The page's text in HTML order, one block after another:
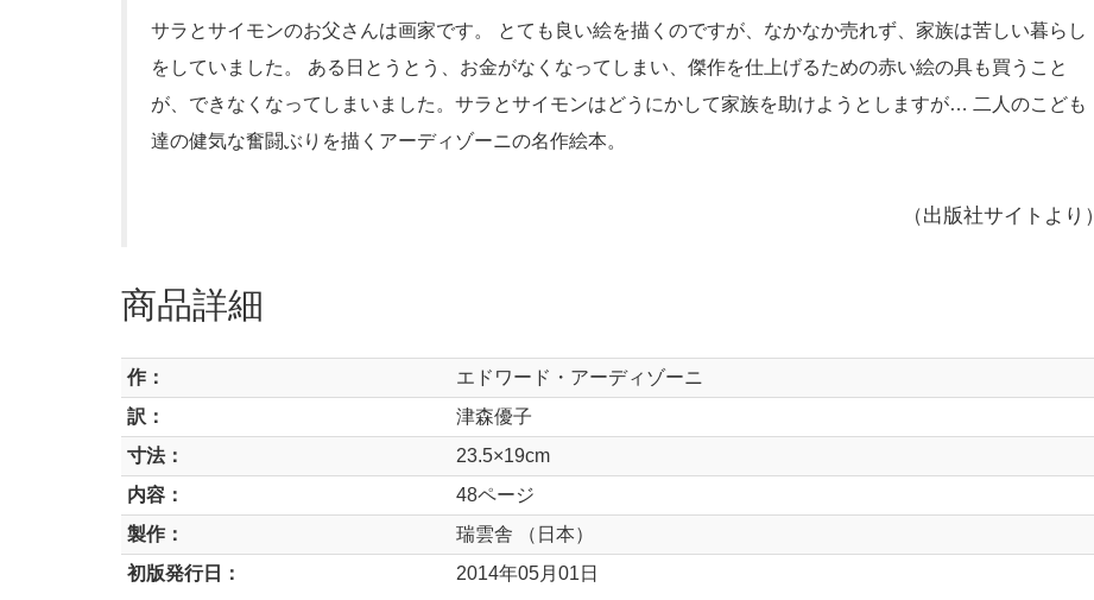
サラとサイモンのお父さんは画家です。 とても良い絵を描くのですが、なかなか売れず、家族は苦しい暮らし
をしていました。 ある日とうとう、お金がなくなってしまい、傑作を仕上げるための赤い絵の具も買うこと
が、できなくなってしまいました。サラとサイモンはどうにかして家族を助けようとしますが… 二人のこども
達の健気な奮闘ぶりを描くアーディゾーニの名作絵本。
（出版社サイトより）
商品詳細
作：
エドワード・アーディゾーニ
訳：
津森優子
寸法：
23.5×19cm
内容：
48ページ
製作：
瑞雲舎 （日本）
初版発行日：
2014年05月01日